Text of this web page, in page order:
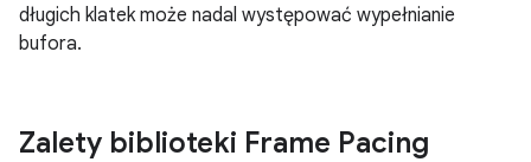
długich klatek może nadal występować wypełnianie
bufora.
Zalety biblioteki Frame Pacing